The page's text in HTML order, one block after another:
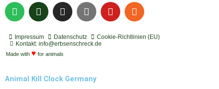
S
p
t
i
f
P
o
c
a
s
I
n
t
a
g
a
m
Y
o
t
u
Y
o
t
R
s
Impressum Datenschutz
Cookie-Richtlinien (EU)
Kontakt: info@erbsenschreck.de
Made with ♥ for animals
Animal Kill Clock Germany